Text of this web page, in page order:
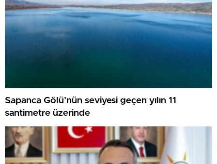
Sapanca Gölü’nün seviyesi geçen yılın 11
santimetre üzerinde